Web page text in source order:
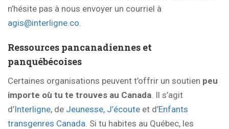
n’hésite pas à nous envoyer un courriel à
agis@interligne.co.
Ressources pancanadiennes et
panquébécoises
Certaines organisations peuvent t’offrir un soutien peu
importe où tu te trouves au Canada. Il s’agit
d’Interligne, de Jeunesse, J’écoute et d’Enfants
transgenres Canada. Si tu habites au Québec, les